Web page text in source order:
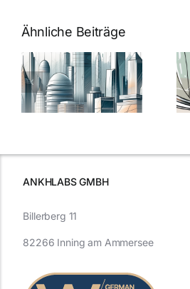
Ähnliche Beiträge
5 Gründe,
warum
Nanoversiegelung
auf Glas
ANKHLABS GMBH
Billerberg 11
82266 Inning am Ammersee